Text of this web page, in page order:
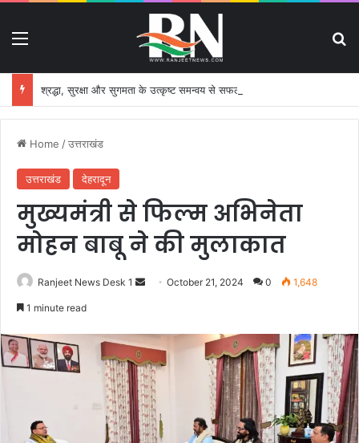
Home /उत्तराखंड
उत्तराखंड देहरादून
मुख्यमंत्री से फिल्म अभिनेता
मोहन बाबू ने की मुलाकात
Ranjeet News Desk 1
d
a
n
e
m
a
October 21, 2024 0 1,648
1 minute read